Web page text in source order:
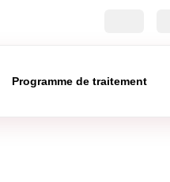
Programme de traitement